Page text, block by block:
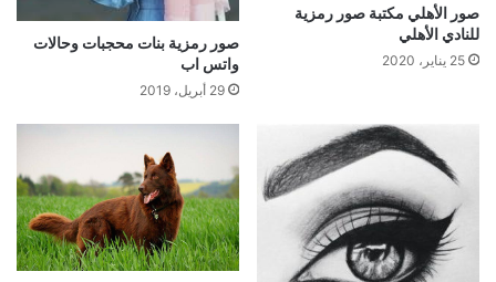
صور الأهلي مكتبة صور رمزية
للنادي الأهلي
25 يناير، 2020
صور رمزية بنات محجبات وحالات
واتس اب
29 أبريل، 2019